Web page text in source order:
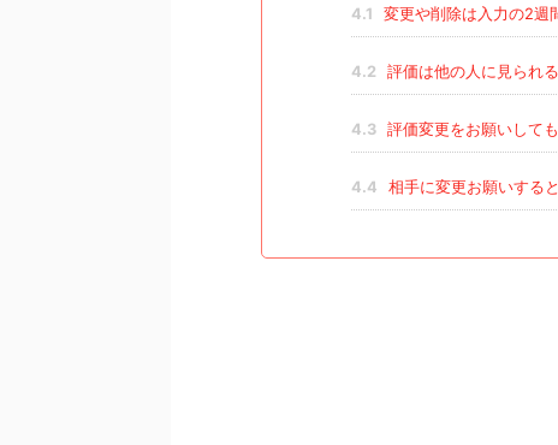
4.1 変更や削除は入力の2週
4.2 評価は他の人に見られる
4.3 評価変更をお願いして
4.4 相手に変更お願いする